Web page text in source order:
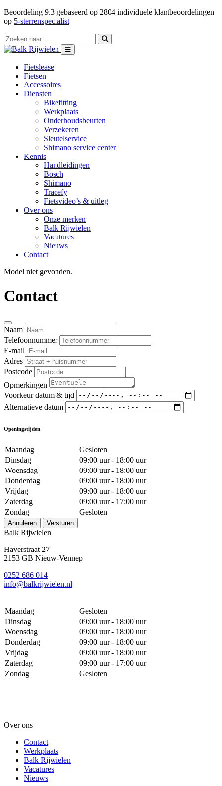
Beoordeling 9.3 gebaseerd op 2804 individuele klantbeoordelingen
op 5-sterrenspecialist
Fietslease
Fietsen
Accessoires
Diensten
Bikefitting
Werkplaats
Onderhoudsbeurten
Verzekeren
Sleutelservice
Shimano service center
Kennis
Handleidingen
Bosch
Shimano
Tracefy
Fietsvideo’s & uitleg
Over ons
Onze merken
Balk Rijwielen
Vacatures
Nieuws
Contact
Model niet gevonden.
Contact
Naam
Telefoonnummer
E-mail
Adres
Postcode
Opmerkingen
Voorkeur datum & tijd
Alternatieve datum
Openingstijden
Maandag
Gesloten
Dinsdag
09:00 uur - 18:00 uur
Woensdag
09:00 uur - 18:00 uur
Donderdag
09:00 uur - 18:00 uur
Vrijdag
09:00 uur - 18:00 uur
Zaterdag
09:00 uur - 17:00 uur
Zondag
Gesloten
Annuleren Versturen
Balk Rijwielen
Haverstraat 27
2153 GB Nieuw-Vennep
0252 686 014
info@balkrijwielen.nl
Maandag
Gesloten
Dinsdag
09:00 uur - 18:00 uur
Woensdag
09:00 uur - 18:00 uur
Donderdag
09:00 uur - 18:00 uur
Vrijdag
09:00 uur - 18:00 uur
Zaterdag
09:00 uur - 17:00 uur
Zondag
Gesloten
Over ons
Contact
Werkplaats
Balk Rijwielen
Vacatures
Nieuws